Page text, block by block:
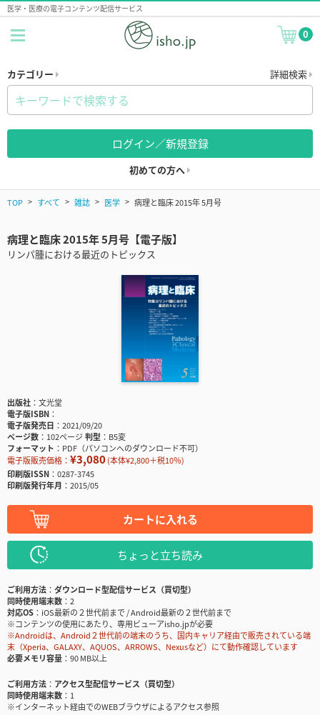
医学・医療の電子コンテンツ配信サービス
0
カテゴリー 詳細検索
ログイン／新規登録
初めての方へ
TOP すべて 雑誌 医学 病理と臨床 2015年 5月号
病理と臨床 2015年 5月号【電子版】
リンパ腫における最近のトピックス
出版社
文光堂
電子版ISBN
電子版発売日
2021/09/20
ページ数
102ページ判型
B5変
フォーマット
PDF（パソコンへのダウンロード不可）
電子版販売価格： ¥3,080(本体¥2,800＋税10％)
印刷版ISSN
0287-3745
印刷版発行年月
2015/05
カートに入れる
ちょっと立ち読み
ご利用方法
ダウンロード型配信サービス（買切型）
同時使用端末数
2
対応OS
iOS最新の２世代前まで / Android最新の２世代前まで
※コンテンツの使用にあたり、専用ビューアisho.jpが必要
※Androidは、Android２世代前の端末のうち、国内キャリア経由で販売されている端
末（Xperia、GALAXY、AQUOS、ARROWS、Nexusなど）にて動作確認しています
必要メモリ容量
90 MB以上
ご利用方法
アクセス型配信サービス（買切型）
同時使用端末数
1
※インターネット経由でのWEBブラウザによるアクセス参照